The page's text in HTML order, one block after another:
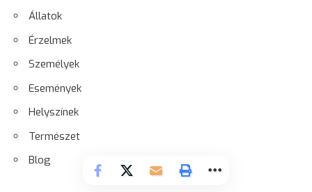
Állatok
Érzelmek
Személyek
Események
Helyszínek
Természet
Blog